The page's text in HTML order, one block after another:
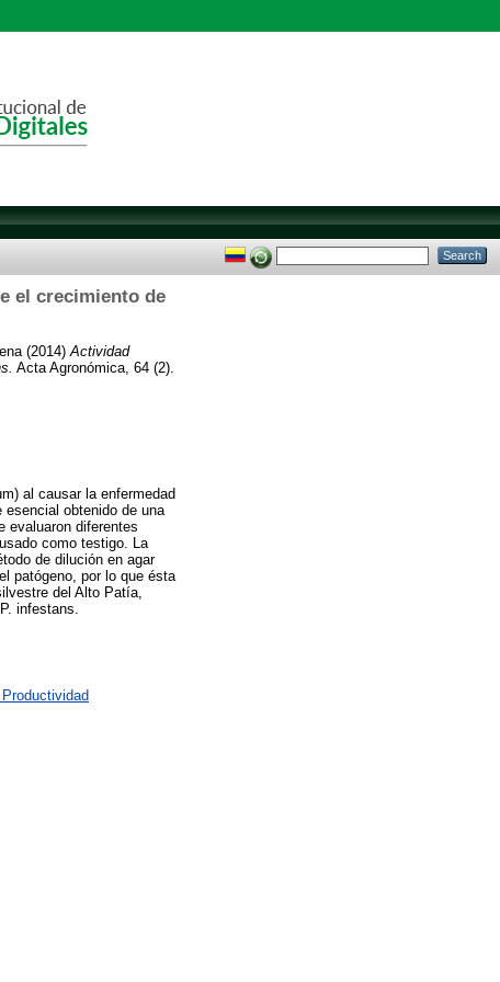
el crecimiento de
(2014)Actividad
Acta Agronómica, 64 (2).
al causar la enfermedad
obtenido de una
evaluaron diferentes
como testigo. La
de dilución en agar
patógeno, por lo que ésta
del Alto Patía,
infestans.